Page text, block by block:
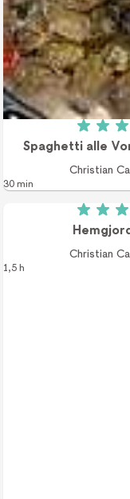
Spaghetti alle
Christian
30 min
Christian
1,5 h